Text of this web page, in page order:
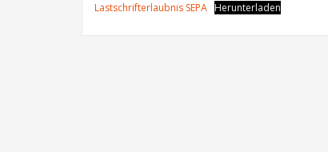
Lastschrifterlaubnis SEPA Herunterladen